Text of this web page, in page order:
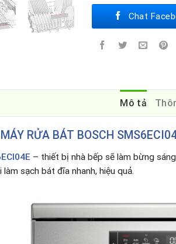
Chat
Mô tả
MÁY RỬA BÁT BOSCH
– thiết bị nhà bếp sẽ làm bừng
sạch bát đĩa nhanh, hiệu quả.